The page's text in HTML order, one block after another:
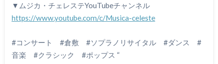
▼ムジカ・チェレステYouTubeチャンネル
https://www.youtube.com/c/Musica-celeste
#コンサート #倉敷 #ソプラノリサイタル #ダンス #
音楽 #クラシック #ポップス “